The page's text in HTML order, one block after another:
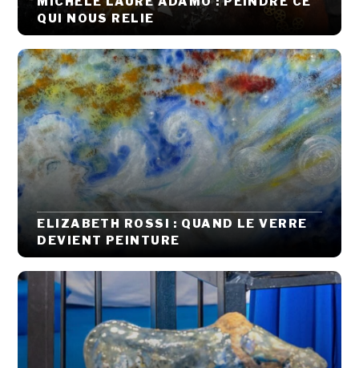
QUI NOUS RELIE
ELIZABETH ROSSI : QUAND LE VERRE
DEVIENT PEINTURE